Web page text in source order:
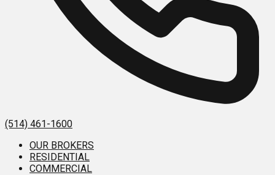
(514) 461-1600
OUR BROKERS
RESIDENTIAL
COMMERCIAL